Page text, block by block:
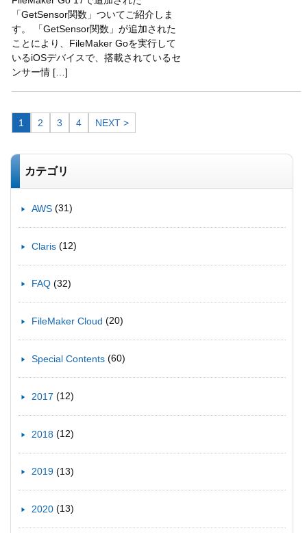
「GetSensor関数」ついてご紹介しま
す。 「GetSensor関数」が追加された
ことにより、FileMaker Goを実行して
いるiOSデバイスで、搭載されているセ
ンサー情 […]
1 2 3 4 NEXT >
カテゴリ
AWS (31)
Claris (12)
FAQ (32)
FileMaker Cloud (20)
Special Contents (60)
2017 (12)
2018 (12)
2019 (13)
2020 (13)